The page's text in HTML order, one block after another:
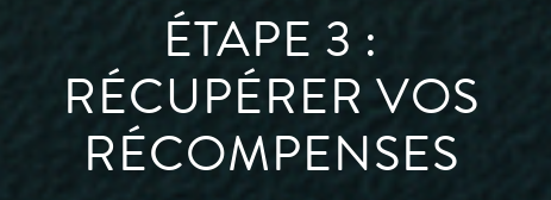
ÉTAPE 3 :
RÉCUPÉRER VOS
RÉCOMPENSES